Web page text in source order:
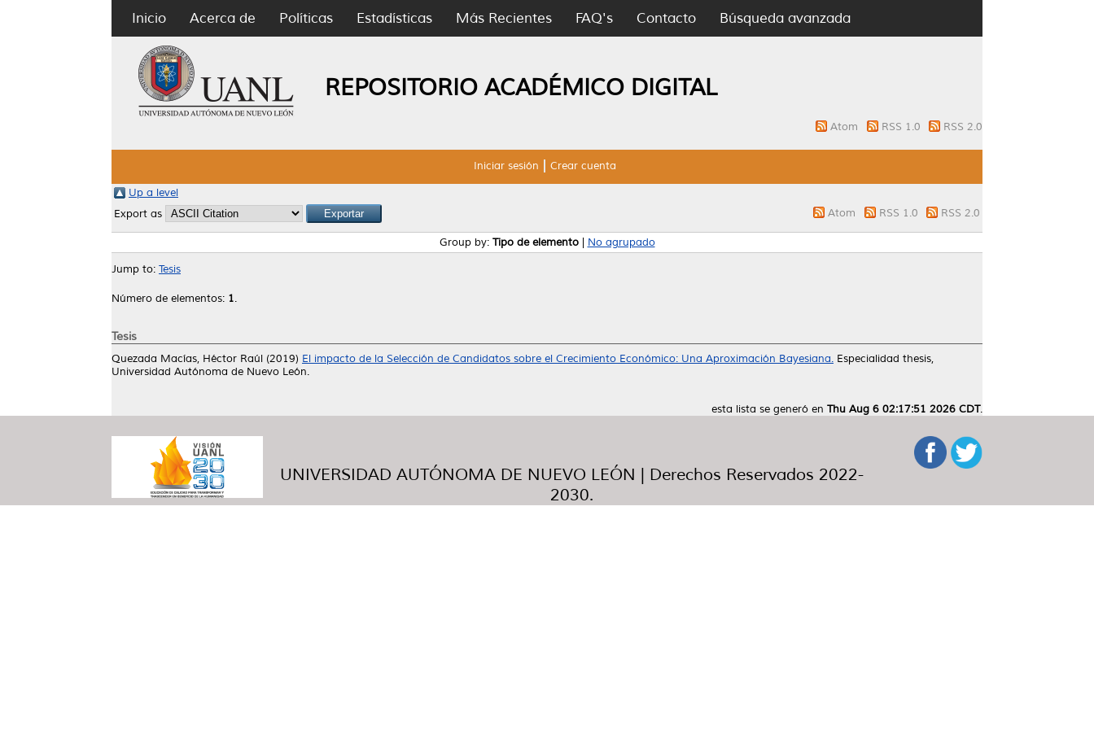
Inicio Acerca de Políticas Estadísticas Más Recientes FAQ's Contacto Búsqueda avanzada
REPOSITORIO ACADÉMICO DIGITAL
Atom RSS 1.0 RSS 2.0
Iniciar sesión Crear cuenta
Up a level
Export as
Atom RSS 1.0 RSS 2.0
Group by: Tipo de elemento| No agrupado
Jump to: Tesis
Número de elementos: 1.
Tesis
Quezada Macías, Héctor Raúl (2019) El impacto de la Selección de Candidatos sobre el Crecimiento Económico: Una Aproximación Bayesiana. Especialidad thesis,
Universidad Autónoma de Nuevo León.
esta lista se generó en Thu Aug 6 02:17:51 2026 CDT.
UNIVERSIDAD AUTÓNOMA DE NUEVO LEÓN | Derechos Reservados 2022-
2030.